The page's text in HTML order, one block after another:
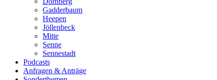
Gadderbaum
Heepen
Jöllenbeck
Mitte
Senne
Sennestadt
Podcasts
Anfragen & Anträge